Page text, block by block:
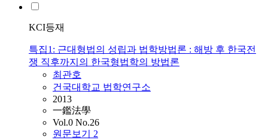
KCI등재
특집1: 근대형법의 성립과 법학방법론 : 해방 후 한국전
쟁 직후까지의 한국형법학의 방법론
최관호
건국대학교 법학연구소
2013
一鑑法學
Vol.0 No.26
원문보기 2